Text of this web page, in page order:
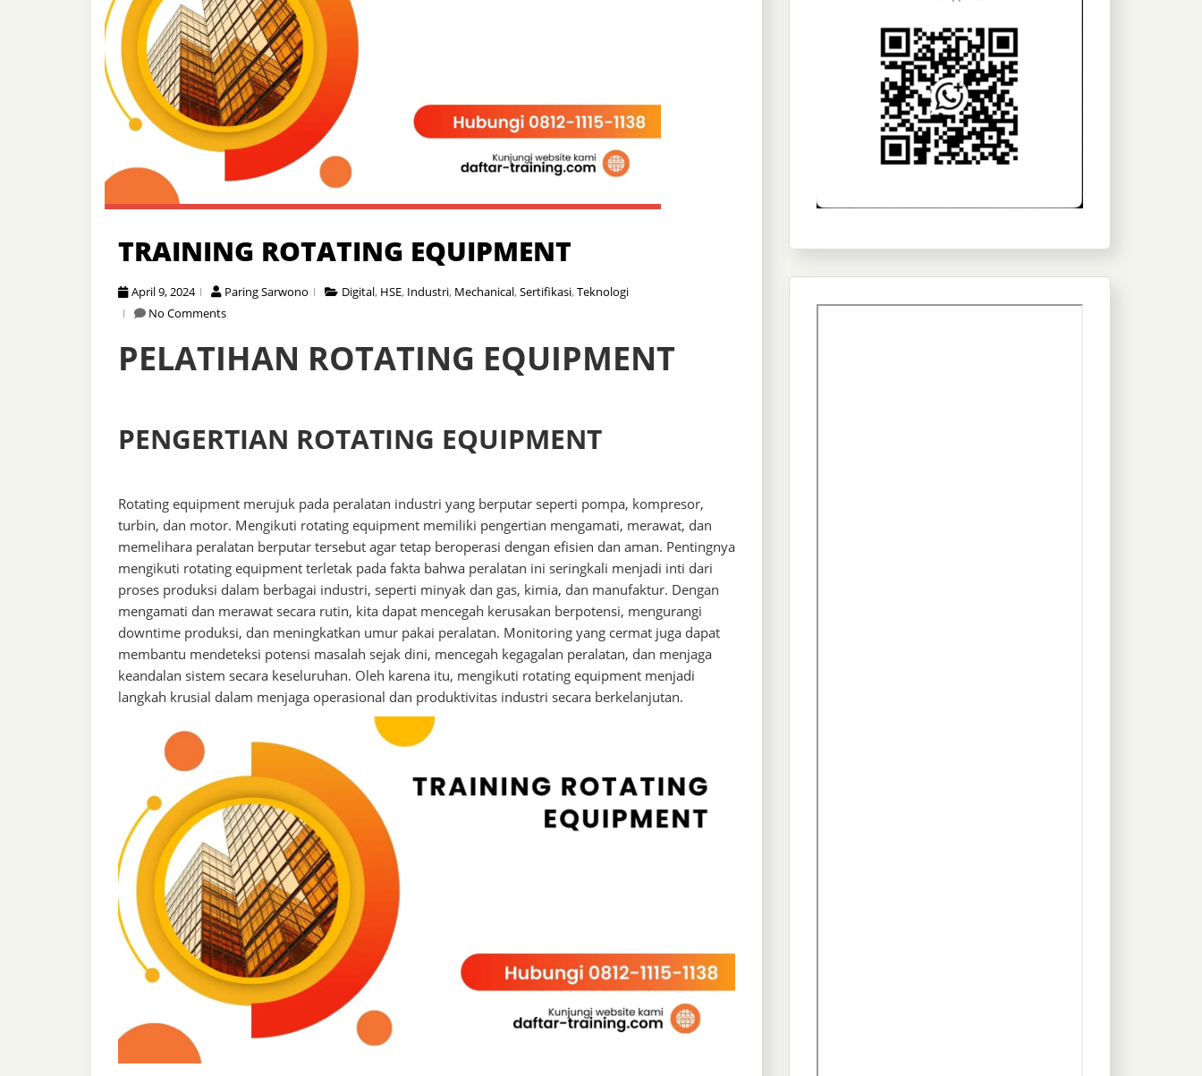
TRAINING ROTATING EQUIPMENT
April 9, 2024 Paring Sarwono Digital, HSE, Industri, Mechanical,Sertifikasi,Teknologi
No Comments
PELATIHAN ROTATING EQUIPMENT
PENGERTIAN ROTATING EQUIPMENT
Rotating equipment merujuk pada peralatan industri yang berputar seperti pompa, kompresor,
turbin, dan motor. Mengikuti rotating equipment memiliki pengertian mengamati, merawat, dan
memelihara peralatan berputar tersebut agar tetap beroperasi dengan efisien dan aman. Pentingnya
mengikuti rotating equipment terletak pada fakta bahwa peralatan ini seringkali menjadi inti dari
proses produksi dalam berbagai industri, seperti minyak dan gas, kimia, dan manufaktur. Dengan
mengamati dan merawat secara rutin, kita dapat mencegah kerusakan berpotensi, mengurangi
downtime produksi, dan meningkatkan umur pakai peralatan. Monitoring yang cermat juga dapat
membantu mendeteksi potensi masalah sejak dini, mencegah kegagalan peralatan, dan menjaga
keandalan sistem secara keseluruhan. Oleh karena itu, mengikuti rotating equipment menjadi
langkah krusial dalam menjaga operasional dan produktivitas industri secara berkelanjutan.